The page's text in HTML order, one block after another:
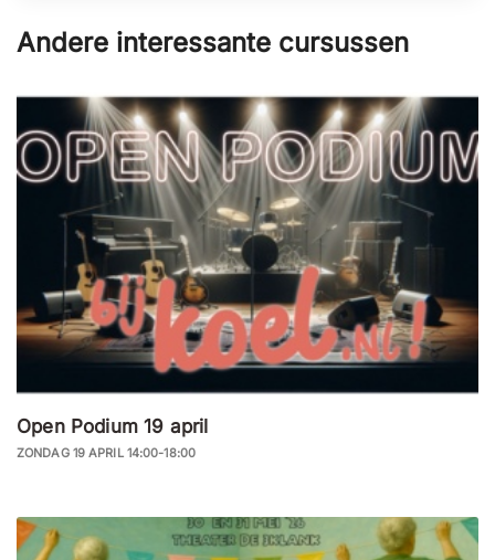
Andere interessante cursussen
Open Podium 19 april
ZONDAG 19 APRIL 14:00-18:00